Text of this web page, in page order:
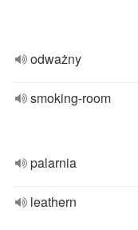
odważny
smoking-room
palarnia
leathern